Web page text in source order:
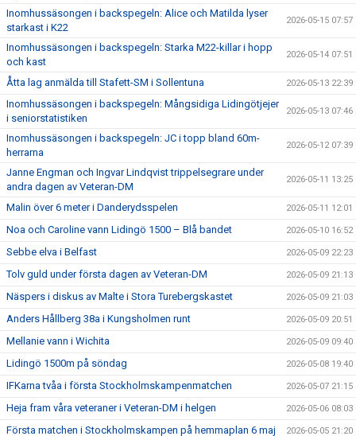
Inomhussäsongen i backspegeln: Alice och Matilda lyser
starkast i K22
2026-05-15 07:57
Inomhussäsongen i backspegeln: Starka M22-killar i hopp
och kast
2026-05-14 07:51
Åtta lag anmälda till Stafett-SM i Sollentuna 2026-05-13 22:39
Inomhussäsongen i backspegeln: Mångsidiga Lidingötjejer
i seniorstatistiken
2026-05-13 07:46
Inomhussäsongen i backspegeln: JC i topp bland 60m-
herrarna
2026-05-12 07:39
Janne Engman och Ingvar Lindqvist trippelsegrare under
andra dagen av Veteran-DM
2026-05-11 13:25
Malin över 6 meter i Danderydsspelen 2026-05-11 12:01
Noa och Caroline vann Lidingö 1500 – Blå bandet 2026-05-10 16:52
Sebbe elva i Belfast 2026-05-09 22:23
Tolv guld under första dagen av Veteran-DM 2026-05-09 21:13
Näspers i diskus av Malte i Stora Turebergskastet 2026-05-09 21:03
Anders Hållberg 38a i Kungsholmen runt 2026-05-09 20:51
Mellanie vann i Wichita 2026-05-09 09:40
Lidingö 1500m på söndag 2026-05-08 19:40
IFKarna tvåa i första Stockholmskampenmatchen 2026-05-07 21:15
Heja fram våra veteraner i Veteran-DM i helgen 2026-05-06 08:03
Första matchen i Stockholmskampen på hemmaplan 6 maj 2026-05-05 21:20